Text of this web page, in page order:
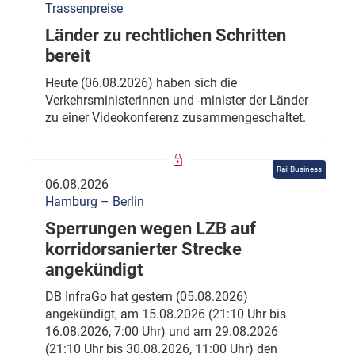
Trassenpreise
Länder zu rechtlichen Schritten
bereit
Heute (06.08.2026) haben sich die
Verkehrsministerinnen und -minister der Länder
zu einer Videokonferenz zusammengeschaltet.
Rail Business
06.08.2026
Hamburg – Berlin
Sperrungen wegen LZB auf
korridorsanierter Strecke
angekündigt
DB InfraGo hat gestern (05.08.2026)
angekündigt, am 15.08.2026 (21:10 Uhr bis
16.08.2026, 7:00 Uhr) und am 29.08.2026
(21:10 Uhr bis 30.08.2026, 11:00 Uhr) den